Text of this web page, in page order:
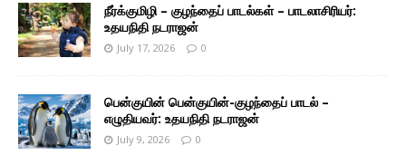
நீர்க்குமிழி – குழந்தைப் பாடல்கள் – பாடலாசிரியர்:
உதயநிதி நடராஜன்
July 17, 2026 0
பென்குயின் பென்குயின்-குழந்தைப் பாடல் –
எழுதியவர்: உதயநிதி நடராஜன்
July 9, 2026 0